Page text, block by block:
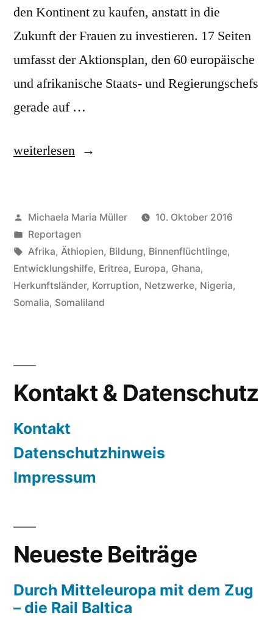
den Kontinent zu kaufen, anstatt in die
Zukunft der Frauen zu investieren. 17 Seiten
umfasst der Aktionsplan, den 60 europäische
und afrikanische Staats- und Regierungschefs
gerade auf …
„Zum
Malta.
Die
Währung
muss
weiterlesen
Veröffentlicht
von
Michaela Maria Müller
10. Oktober 2016
Veröffentlicht
in
Reportagen
Schlagwörter:
Afrika, Äthiopien, Bildung, Binnenflüchtlinge,
Entwicklungshilfe, Eritrea, Europa, Ghana,
Herkunftsländer, Korruption, Netzwerke, Nigeria,
Somalia, Somaliland
Kontakt & Datenschutz
Kontakt
Datenschutzhinweis
Impressum
Neueste Beiträge
Durch Mitteleuropa mit dem Zug
– die Rail Baltica